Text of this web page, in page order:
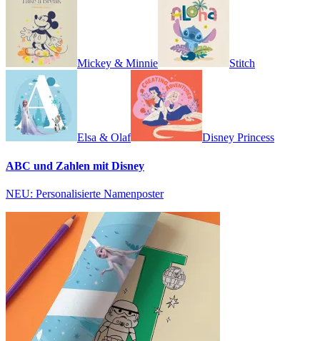
Mickey & Minnie Stitch
Elsa & Olaf Disney Princess
ABC und Zahlen mit Disney
NEU: Personalisierte Namenposter